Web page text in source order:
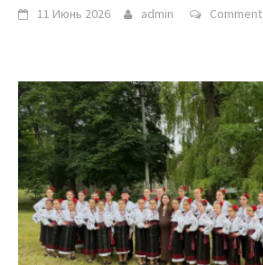
11 Июнь 2026 admin Comment